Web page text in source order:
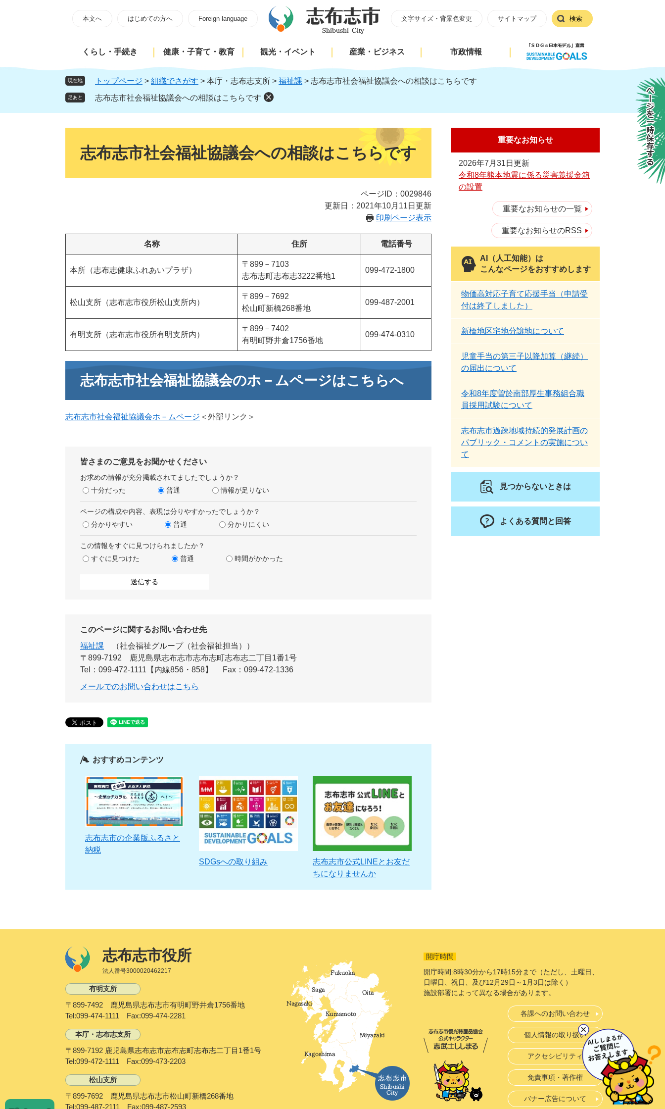
頭
飛
本
本文へ はじめての方へ Foreign language 文字サイズ・背景色変更 サイトマップ 検索
くらし・手続き 健康・子育て・教育 観光・イベント 産業・ビジネス 市政情報
現在地 トップページ > 組織でさがす > 本庁・志布志支所 > 福祉課 > 志布志市社会福祉協議会への相談はこちらです
足あと 志布志市社会福祉協議会への相談はこちらです
志布志市社会福祉協議会への相談はこちらです
ページID：0029846
更新日：2021年10月11日更新
印刷ページ表示
名称 住所 電話番号
本所（志布志健康ふれあいプラザ）
〒899－7103
志布志町志布志3222番地1
099-472-1800
松山支所（志布志市役所松山支所内）
〒899－7692
松山町新橋268番地
099-487-2001
有明支所（志布志市役所有明支所内）
〒899－7402
有明町野井倉1756番地
099-474-0310
志布志市社会福祉協議会のホ－ムページはこちらへ
志布志市社会福祉協議会ホ－ムページ ＜外部リンク＞
皆さまのご意見をお聞かせください
お求めの情報が充分掲載されてましたでしょうか？
十分だった
普通 情報が足りない
ページの構成や内容、表現は分りやすかったでしょうか？
分かりやすい
普通 分かりにくい
この情報をすぐに見つけられましたか？
すぐに見つけた
普通 時間がかかった
このページに関するお問い合わせ先
福祉課
社会福祉グループ（社会福祉担当）
〒899-7192
鹿児島県志布志市志布志町志布志二丁目1番1号
Tel：099-472-1111【内線856・858】
Fax：099-472-1336
メールでのお問い合わせはこちら
おすすめコンテンツ
志布志市の企業版ふるさと
納税
SDGsへの取り組み
志布志市公式LINEとお友だ
ちになりませんか
重要なお知らせ
2026年7月31日更新
令和8年熊本地震に係る災害義援金箱
の設置
重要なお知らせの一覧
重要なお知らせのRSS
AI（人工知能）は
こんなページをおすすめします
物価高対応子育て応援手当（申請受
付は終了しました）
新橋地区宅地分譲地について
児童手当の第三子以降加算（継続）
の届出について
令和8年度曽於南部厚生事務組合職
員採用試験について
志布志市過疎地域持続的発展計画の
パブリック・コメントの実施につい
て
見つからないときは
よくある質問と回答
志布志市役所
法人番号3000020462217
有明支所
〒899-7492 鹿児島県志布志市有明町野井倉1756番地
Tel:099-474-1111 Fax:099-474-2281
本庁・志布志支所
〒899-7192 鹿児島県志布志市志布志町志布志二丁目1番1号
Tel:099-472-1111 Fax:099-473-2203
松山支所
〒899-7692 鹿児島県志布志市松山町新橋268番地
Tel:099-487-2111 Fax:099-487-2593
開庁時間
開庁時間:8時30分から17時15分まで（ただし、土曜日、
日曜日、祝日、及び12月29日～1月3日は除く）
施設部署によって異なる場合があります。
各課へのお問い合わせ
個人情報の取り扱い
アクセシビリティ
免責事項・著作権
バナー広告について
P
ページを一時保存する